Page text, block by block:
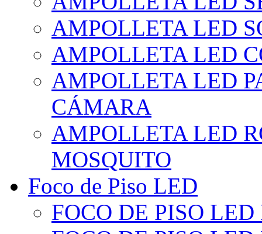
AMPOLLETA LED
AMPOLLETA LED
AMPOLLETA LED
CÁMARA
AMPOLLETA LED
MOSQUITO
Foco de Piso LED
FOCO DE PISO